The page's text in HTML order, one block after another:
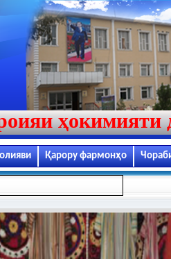
ҳокимияти
Қарору фармонҳо